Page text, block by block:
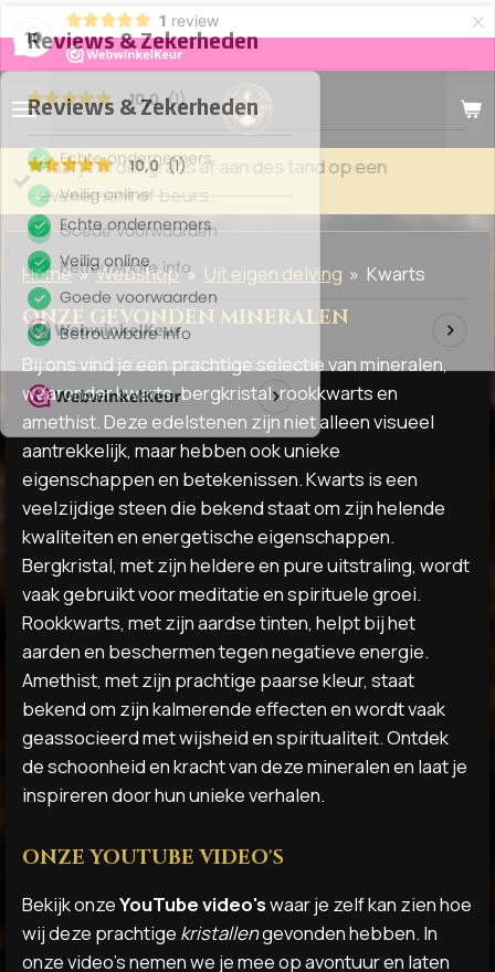
10
1 review ×
Haal je order gratis af aan des tand op een
evenement of beurs.
Home » Webshop » Uit eigen delving » Kwarts
ONZE GEVONDEN MINERALEN
Bij ons vind je een prachtige selectie van mineralen,
waaronder kwarts, bergkristal, rookkwarts en
amethist. Deze edelstenen zijn niet alleen visueel
aantrekkelijk, maar hebben ook unieke
eigenschappen en betekenissen. Kwarts is een
veelzijdige steen die bekend staat om zijn helende
kwaliteiten en energetische eigenschappen.
Bergkristal, met zijn heldere en pure uitstraling, wordt
vaak gebruikt voor meditatie en spirituele groei.
Rookkwarts, met zijn aardse tinten, helpt bij het
aarden en beschermen tegen negatieve energie.
Amethist, met zijn prachtige paarse kleur, staat
bekend om zijn kalmerende effecten en wordt vaak
geassocieerd met wijsheid en spiritualiteit. Ontdek
de schoonheid en kracht van deze mineralen en laat je
inspireren door hun unieke verhalen.
ONZE YOUTUBE VIDEO'S
Bekijk onzeYouTube video'swaar je zelf kan zien hoe
wij deze prachtige kristallengevonden hebben. In
onze video's nemen we je mee op avontuur en laten